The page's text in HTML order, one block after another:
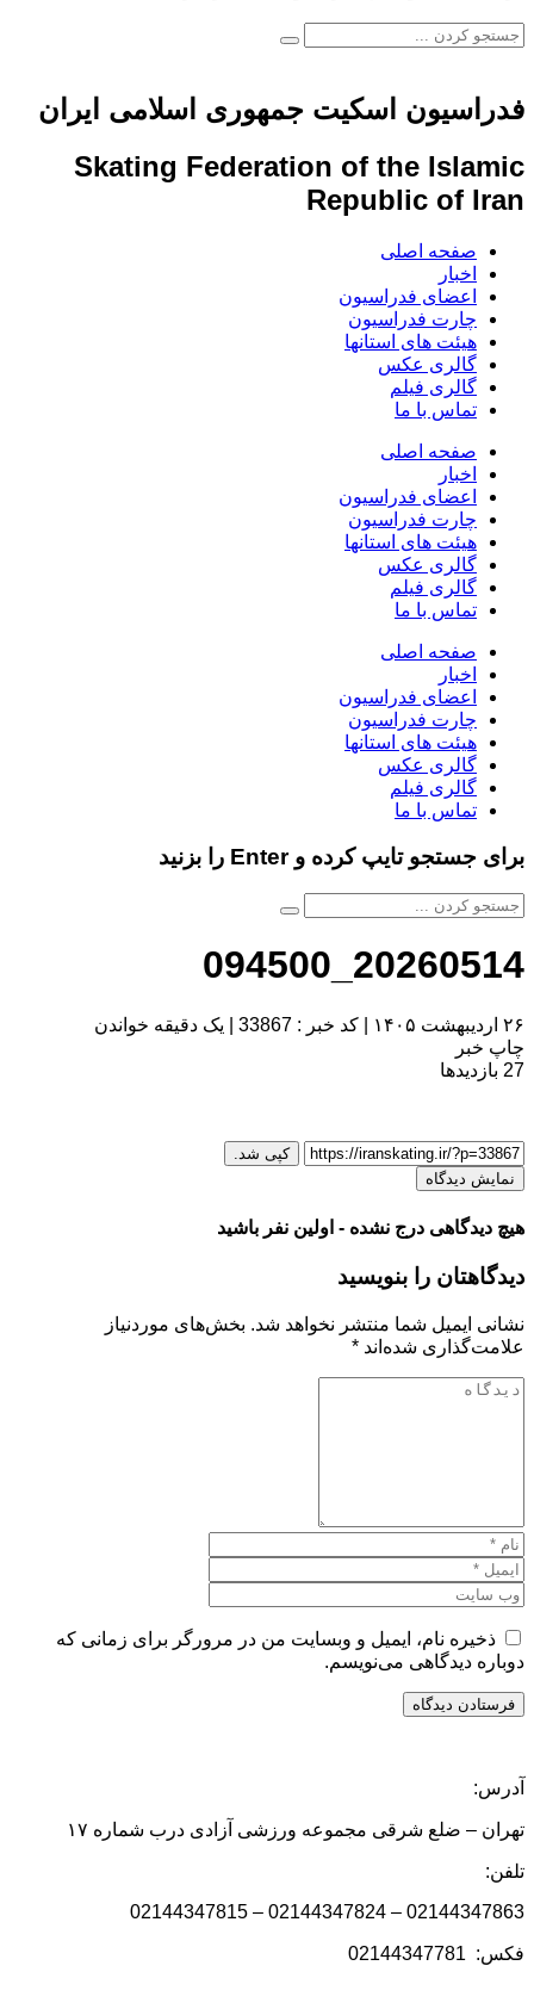
فدراسیون اسکیت جمهوری اسلامی ایران
Skating Federation of the Islamic
Republic of Iran
صفحه اصلی
اخبار
اعضای فدراسیون
چارت فدراسیون
هیئت های استانها
گالری عکس
گالری فیلم
تماس با ما
صفحه اصلی
اخبار
اعضای فدراسیون
چارت فدراسیون
هیئت های استانها
گالری عکس
گالری فیلم
تماس با ما
صفحه اصلی
اخبار
اعضای فدراسیون
چارت فدراسیون
هیئت های استانها
گالری عکس
گالری فیلم
تماس با ما
برای جستجو تایپ کرده و Enter را بزنید
20260514_094500
۲۶ اردیبهشت ۱۴۰۵ کد خبر : 33867
یک دقیقه خواندن
چاپ خبر
27 بازدیدها
کپی شد.
نمایش دیدگاه
هیچ دیدگاهی درج نشده - اولین نفر باشید
دیدگاهتان را بنویسید
نشانی ایمیل شما منتشر نخواهد شد. بخش‌های موردنیاز
علامت‌گذاری شده‌اند *
ذخیره نام، ایمیل و وبسایت من در مرورگر برای زمانی که
دوباره دیدگاهی می‌نویسم.
آدرس:
تهران – ضلع شرقی مجموعه ورزشی آزادی درب شماره ۱۷
تلفن:
02144347863 – 02144347824 – 02144347815
فکس: 02144347781